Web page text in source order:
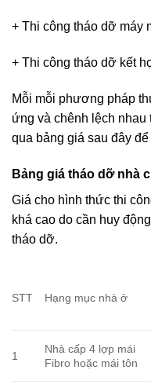
+ Thi công tháo dỡ máy
+ Thi công tháo dỡ kết
Mỗi mỗi phương pháp
ứng và chênh lệch
qua bảng giá sau đây
Bảng giá tháo dỡ nhà
Giá cho hình thức thi
khá cao do cần huy
tháo dỡ.
STT Hạng mục nhà ở
1
Nhà cấp 4 lợp mái
Fibro hoặc mái tôn